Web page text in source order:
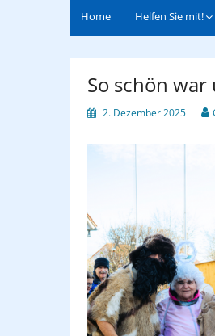
Home Helfen Sie mit!
So schön
2. Dezember 2025